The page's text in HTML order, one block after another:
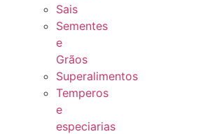
Sais
Sementes
e
Grãos
Superalimentos
Temperos
e
especiarias